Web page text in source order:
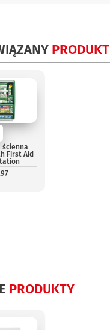
PRODUKT
ścienna
First Aid
PRODUKTY